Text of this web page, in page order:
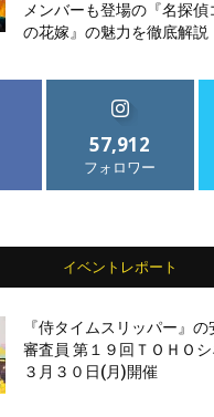
メンバーも登場の『名探偵
の花嫁』の魅力を徹底解説
57,912
フォロワー
イベントレポート
『侍タイムスリッパー』
審査員 第１９回ＴＯＨＯ
３月３０日(月)開催